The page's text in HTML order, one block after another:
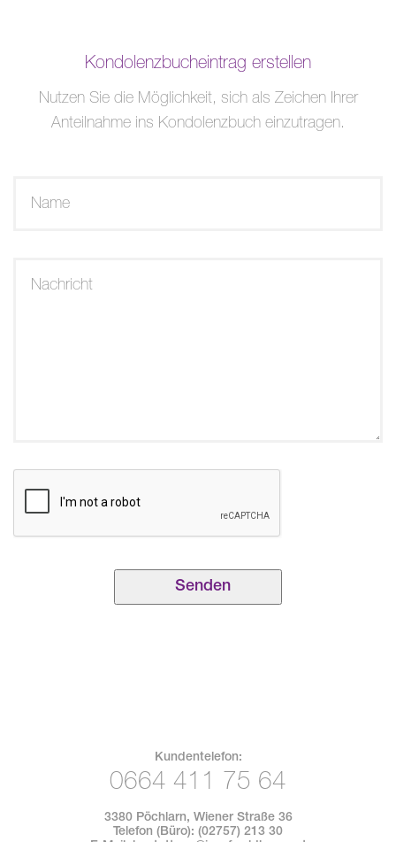
Kondolenzbucheintrag erstellen
Nutzen Sie die Möglichkeit, sich als Zeichen Ihrer
Anteilnahme ins Kondolenzbuch einzutragen.
Name
Nachricht
Kundentelefon:
0664 411 75 64
3380 Pöchlarn, Wiener Straße 36
Telefon (Büro): (02757) 213 30